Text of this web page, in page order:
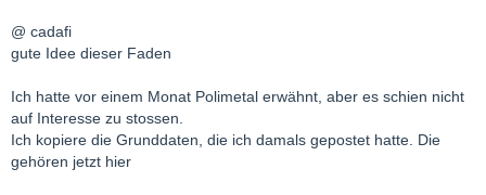
@ cadafi
gute Idee dieser Faden
Ich hatte vor einem Monat Polimetal erwähnt, aber es schien nicht
auf Interesse zu stossen.
Ich kopiere die Grunddaten, die ich damals gepostet hatte. Die
gehören jetzt hier